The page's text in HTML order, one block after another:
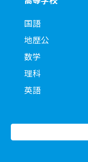
国語
地歴公
数学
理科
英語